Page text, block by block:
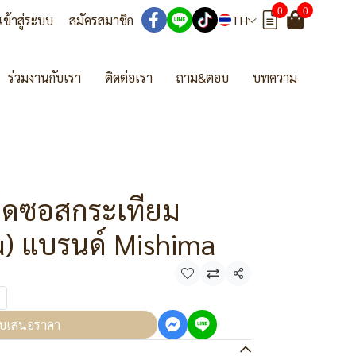
เข้าสู่ระบบ สมัครสมาชิก TH
0 0
ร่วมงานกับเรา ติดต่อเรา ถาม&ตอบ บทความ
ซอสกระเทียม
แบรนด์ Mishima
แชร์
เสนอราคา